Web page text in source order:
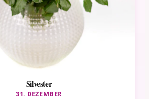
Silvester
31. DEZEMBER